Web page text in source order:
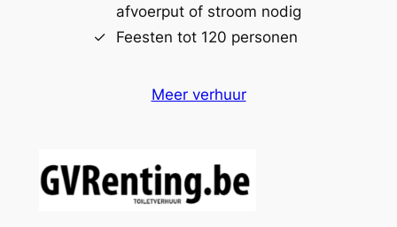
afvoerput of stroom nodig
Feesten tot 120 personen
Meer verhuur